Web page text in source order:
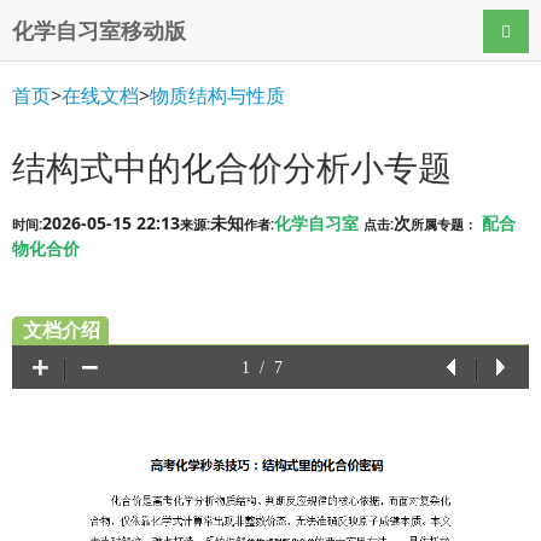
化学自习室移动版 导航
首页>在线文档>物质结构与性质
结构式中的化合价分析小专题
时间:2026-05-15 22:13来源:未知作者:化学自习室 点击:次所属专题： 配合
物化合价
文档介绍